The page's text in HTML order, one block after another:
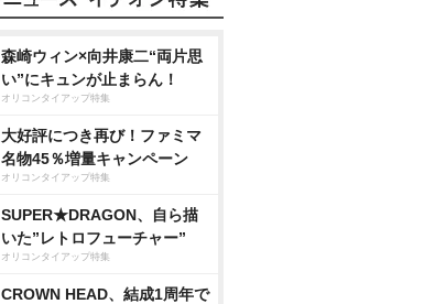
森崎ウィン×向井康二“両片思
い”にキュンが止まらん！
オリコンタイアップ特集
大好評につき再び！ファミマ
名物45％増量キャンペーン
オリコンタイアップ特集
SUPER★DRAGON、自ら描
いた”レトロフューチャー”
オリコンタイアップ特集
CROWN HEAD、結成1周年で